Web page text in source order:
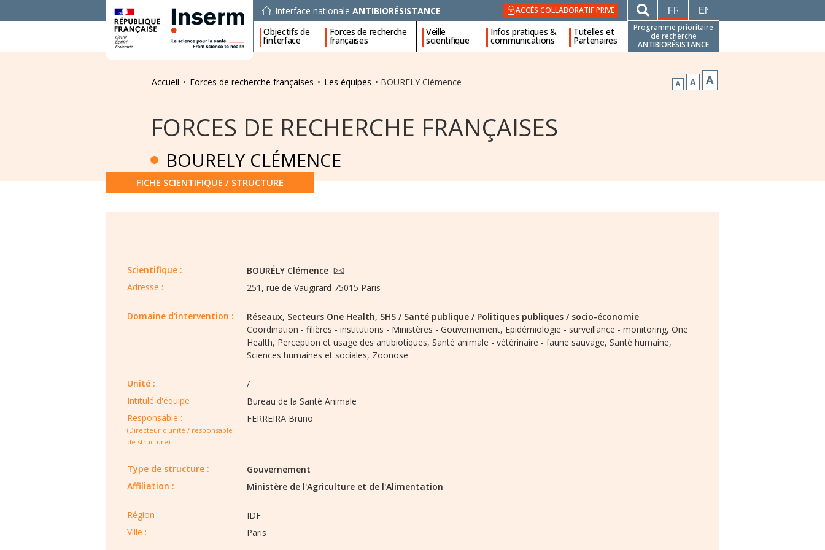
Interface nationale ANTIBIORÉSISTANCE ACCÈS COLLABORATIF PRIVÉ FRANÇAISENGLISH
Objectifs de
l’interface
Forces de recherche
françaises
Veille
scientifique
Infos pratiques &
communications
Tutelles et
Partenaires
Programme prioritaire
de recherche
ANTIBIORÉSISTANCE
Accueil • Forces de recherche françaises • Les équipes • BOURELY Clémence A A A
FORCES DE RECHERCHE FRANÇAISES
BOURELY CLÉMENCE
FICHE SCIENTIFIQUE / STRUCTURE
Scientifique :
BOURÉLY Clémence
Adresse :
251, rue de Vaugirard 75015 Paris
Domaine d'intervention : Réseaux, Secteurs One Health, SHS / Santé publique / Politiques publiques / socio-économie
Coordination - filières - institutions - Ministères - Gouvernement, Epidémiologie - surveillance - monitoring, One
Health, Perception et usage des antibiotiques, Santé animale - vétérinaire - faune sauvage, Santé humaine,
Sciences humaines et sociales, Zoonose
Unité :
/
Intitulé d'équipe :​
Bureau de la Santé Animale
Responsable :
(Directeur d'unité / responsable
de structure)
FERREIRA Bruno
Type de structure :​
Gouvernement
Affiliation :
Ministère de l'Agriculture et de l'Alimentation
Région :​​
IDF
Ville :​​
Paris